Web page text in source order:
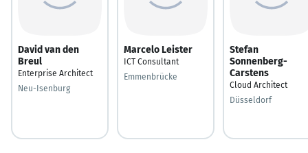
David van den
Breul
Enterprise Architect
Neu-Isenburg
Marcelo Leister
ICT Consultant
Emmenbrücke
Stefan
Sonnenberg-
Carstens
Cloud Architect
Düsseldorf